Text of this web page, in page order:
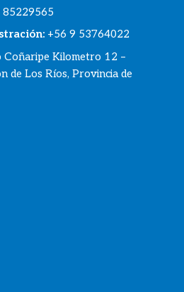
85229565
+56 9 53764022
Coñaripe Kilometro 12 –
de Los Ríos, Provincia de